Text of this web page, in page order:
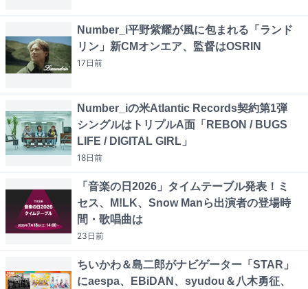
Number_i平野紫耀が風に包まれる「ランド
リン」新CMオンエア、監督はOSRIN
17日前
Number_iの米Atlantic Records契約第1弾
シングルはトリプルA面「REBON / BUGS
LIFE / DIGITAL GIRL」
18日前
「音楽の日2026」タイムテーブル発表！ミ
セス、M!LK、Snow Manら出演者の登場時
間・歌唱曲は
23日前
ちいかわ＆島二郎がナビゲーター「STAR」
にaespa、EBiDAN、syudou＆八木勇征、